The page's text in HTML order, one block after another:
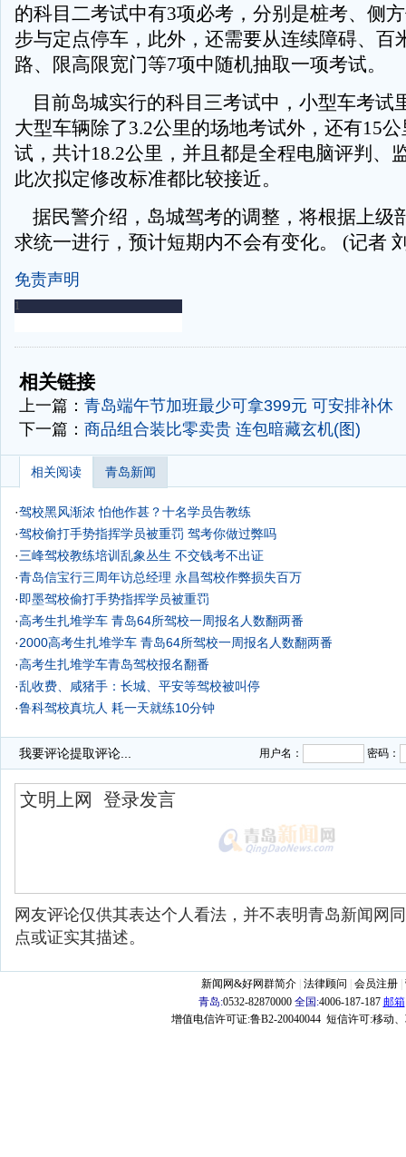
的科目二考试中有3项必考，分别是桩考、侧
步与定点停车，此外，还需要从连续障碍、百
路、限高限宽门等7项中随机抽取一项考试。
目前岛城实行的科目三考试中，小型车考试
大型车辆除了3.2公里的场地考试外，还有15
试，共计18.2公里，并且都是全程电脑评判、
此次拟定修改标准都比较接近。
据民警介绍，岛城驾考的调整，将根据上级
求统一进行，预计短期内不会有变化。 (记者
免责声明
-
相关链接
上一篇： 青岛端午节加班最少可拿399元 可安排补休
下一篇： 商品组合装比零卖贵 连包暗藏玄机(图)
相关阅读 青岛新闻
·驾校黑风渐浓 怕他作甚？十名学员告教练
·驾校偷打手势指挥学员被重罚 驾考你做过弊吗
·三峰驾校教练培训乱象丛生 不交钱考不出证
·青岛信宝行三周年访总经理 永昌驾校作弊损失百万
· 即墨驾校偷打手势指挥学员被重罚
·高考生扎堆学车 青岛64所驾校一周报名人数翻两番
·2000高考生扎堆学车 青岛64所驾校一周报名人数翻两番
·高考生扎堆学车青岛驾校报名翻番
·乱收费、咸猪手：长城、平安等驾校被叫停
·鲁科驾校真坑人 耗一天就练10分钟
我要评论提取评论... 用户名： 密码：
网友评论仅供其表达个人看法，并不表明青岛新闻网
点或证实其描述。